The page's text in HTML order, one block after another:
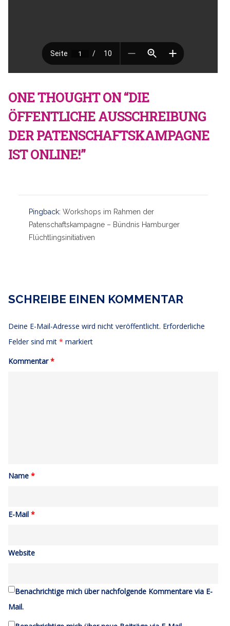
ONE THOUGHT ON “DIE
ÖFFENTLICHE AUSSCHREIBUNG
DER PATENSCHAFTSKAMPAGNE
IST ONLINE!”
Pingback:Workshops im Rahmen der
Patenschaftskampagne – Bündnis Hamburger
Flüchtlingsinitiativen
SCHREIBE EINEN KOMMENTAR
Deine E-Mail-Adresse wird nicht veröffentlicht. Erforderliche
Felder sind mit* markiert
Kommentar*
Name*
E-Mail*
Website
Benachrichtige mich über nachfolgende Kommentare via E-
Mail.